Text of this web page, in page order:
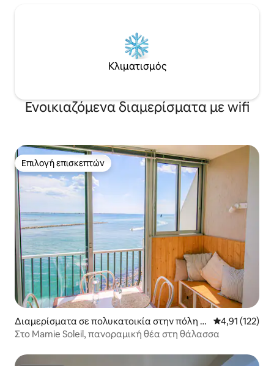
Κλιματισμός
Ενοικιαζόμενα διαμερίσματα με wifi
Επιλογή επισκεπτών
Επιλογή επισκεπτών
Διαμερίσματα σε πολυκατοικία στην πόλη L
a Grande-Motte
Μέση
4,91 (122)
Στο Mamie Soleil, πανοραμική θέα στη θάλασσα